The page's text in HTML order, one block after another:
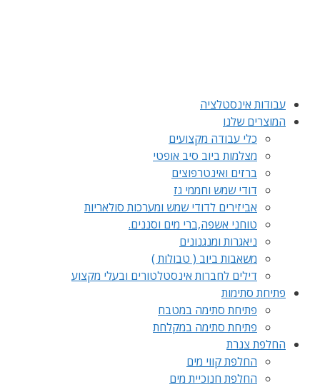
עבודות אינסטלציה
המוצרים שלנו
כלי עבודה מקצועים
מצלמות ביוב סיב אופטי
ברזים ואינטרפוצים
דודי שמש וחממי גז
אביזירים לדודי שמש ומערכות סולאריות
טוחני אשפה,ברי מים וסננים.
ניאגרות ומנגנונים
משאבות ביוב ( טבולות )
דילים לחברות אינסטלטורים ובעלי מקצוע
פתיחת סתימות
פתיחת סתימה במטבח
פתיחת סתימה במקלחת
החלפת צנרת
החלפת קווי מים
החלפת חנוכיית מים